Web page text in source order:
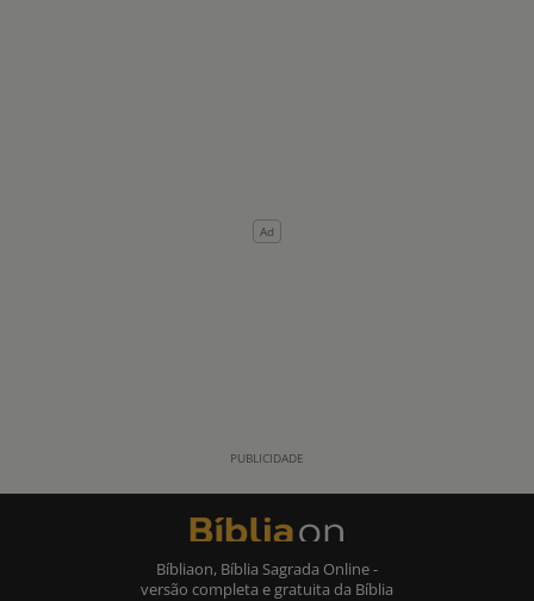
Bíbliaon, Bíblia Sagrada Online -
versão completa e gratuita da Bíblia